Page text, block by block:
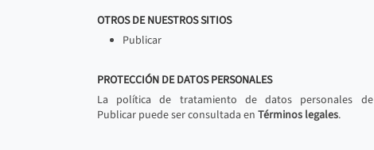
OTROS DE NUESTROS SITIOS
Publicar
PROTECCIÓN DE DATOS PERSONALES
La política de tratamiento de datos personales de
Publicar puede ser consultada en Términos legales.